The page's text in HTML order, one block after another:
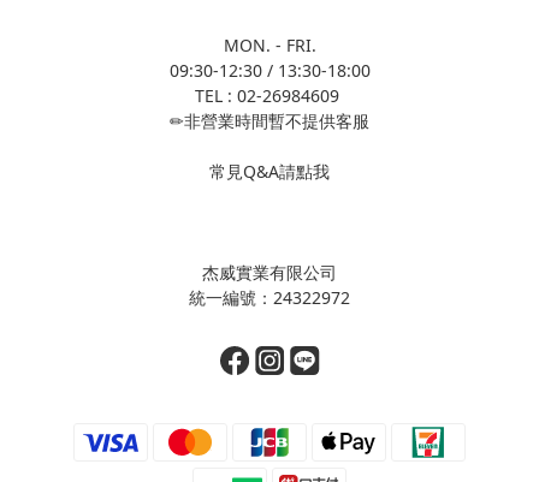
MON. - FRI.
09:30-12:30 / 13:30-18:00
TEL : 02-26984609
✏非營業時間暫不提供客服
常見Q&A請點我
杰威實業有限公司
統一編號：24322972